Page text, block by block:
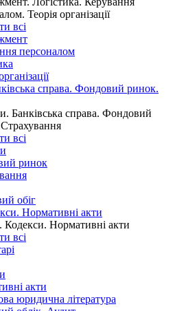
Теорія організації
всі
персоналом
справа. Фондовий ринок.
Банківська справа. Фондовий
всі
ринок
обіг
Нормативні акти
Кодекси. Нормативні акти
всі
акти
юридична література